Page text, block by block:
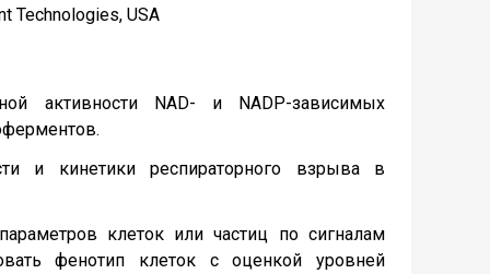
Technologies, USA
активности NAD- и NADP-зависимых
и кинетики респираторного взрыва в
клеток или частиц по сигналам
фенотип клеток с оценкой уровней